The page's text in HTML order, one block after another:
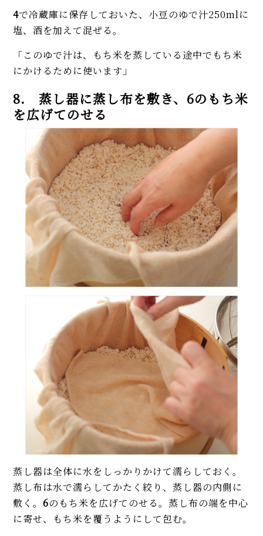
4で冷蔵庫に保存しておいた、小豆のゆで汁250mlに
塩、酒を加えて混ぜる。
「このゆで汁は、もち米を蒸している途中でもち米
にかけるために使います」
8. 蒸し器に蒸し布を敷き、6のもち米
を広げてのせる
蒸し器は全体に水をしっかりかけて濡らしておく。
蒸し布は水で濡らしてかたく絞り、蒸し器の内側に
敷く。6のもち米を広げてのせる。蒸し布の端を中心
に寄せ、もち米を覆うようにして包む。